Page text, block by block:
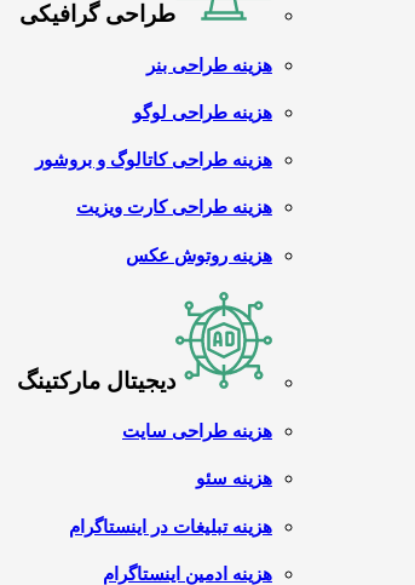
طراحی گرافیکی
هزینه طراحی بنر
هزینه طراحی لوگو
هزینه طراحی کاتالوگ و بروشور
هزینه طراحی کارت ویزیت
هزینه روتوش عکس
دیجیتال مارکتینگ
هزینه طراحی سایت
هزینه سئو
هزینه تبلیغات در اینستاگرام
هزینه ادمین اینستاگرام